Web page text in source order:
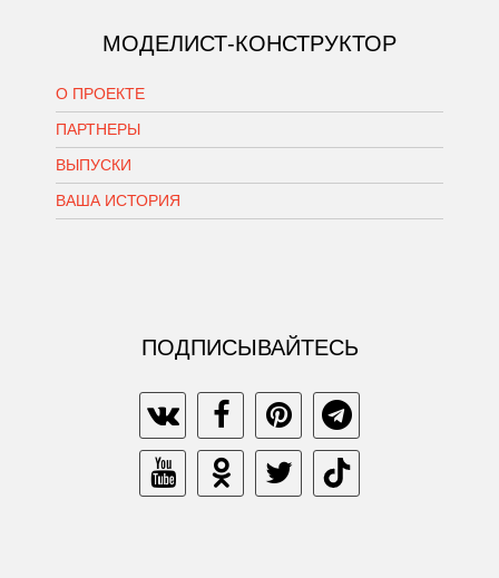
МОДЕЛИСТ-КОНСТРУКТОР
О ПРОЕКТЕ
ПАРТНЕРЫ
ВЫПУСКИ
ВАША ИСТОРИЯ
ПОДПИСЫВАЙТЕСЬ